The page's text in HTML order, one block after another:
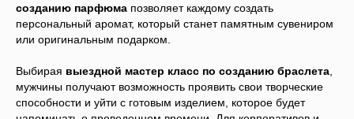
созданию парфюма позволяет каждому создать
персональный аромат, который станет памятным сувениром
или оригинальным подарком.
Выбирая выездной мастер класс по созданию браслета
мужчины получают возможность проявить свои творческие
способности и уйти с готовым изделием, которое будет